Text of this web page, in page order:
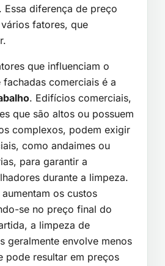
diferença de preço
fatores, que
que influenciam o
comerciais é a
. Edifícios comerciais,
que são altos ou possuem
complexos, podem exigir
como andaimes ou
para garantir a
durante a limpeza.
os custos
se no preço final do
a limpeza de
geralmente envolve menos
pode resultar em preços